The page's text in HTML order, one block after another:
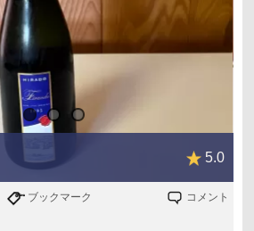
5.0
ブックマーク コメント